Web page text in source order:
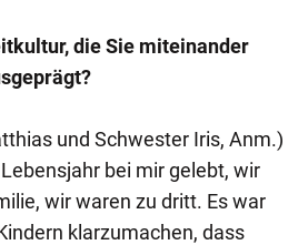
die Sie miteinander
und Schwester Iris, Anm.)
bei mir gelebt, wir
wir waren zu dritt. Es war
klarzumachen, dass